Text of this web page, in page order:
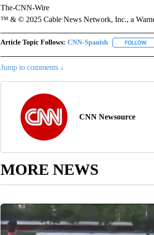
The-CNN-Wire
™ & © 2025 Cable News Network, Inc., a
Article Topic Follows: CNN-Spanish FOLLOW
Jump to comments ↓
CNN Newsource
MORE NEWS